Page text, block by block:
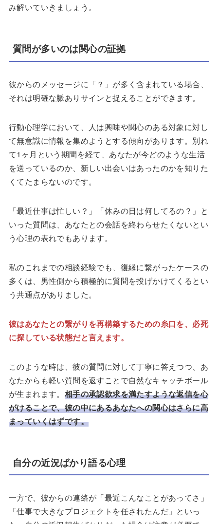
み解いていきましょう。
質問が多いのは関心の証拠
彼からのメッセージに「？」が多く含まれている場合、
それは明確な脈ありサインと捉えることができます。
行動心理学において、人は興味や関心のある対象に対し
て無意識に情報を集めようとする傾向があります。別れ
て1ヶ月という期間を経て、あなたが今どのような生活
を送っているのか、新しい出会いはあったのかを知りた
くてたまらないのです。
「最近仕事は忙しい？」「休みの日は何してるの？」と
いった質問は、あなたとの会話を終わらせたくないとい
う心理の表れでもあります。
私のこれまでの相談経験でも、復縁に繋がったケースの
多くは、男性側から積極的に質問を投げかけてくるとい
う共通点がありました。
彼はあなたとの繋がりを再構築するための糸口を、必死
に探している状態だと言えます。
このような時は、彼の質問に対して丁寧に答えつつ、あ
なたからも軽い質問を返すことで自然なキャッチボール
が生まれます。 相手の承認欲求を満たすような返信を心
がけることで、彼の中にあるあなたへの関心はさらに高
まっていくはずです。
自分の近況ばかり語る心理
一方で、彼からの連絡が「最近こんなことがあってさ」
「仕事で大きなプロジェクトを任されたんだ」といっ